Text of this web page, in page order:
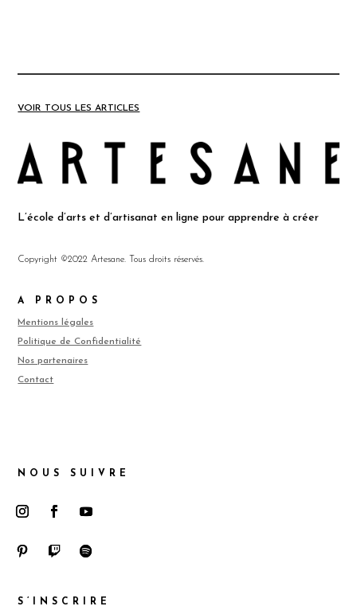
VOIR TOUS LES ARTICLES
L’école d’arts et d’artisanat en ligne pour apprendre à créer
Copyright ©2022 Artesane. Tous droits réservés.
A PROPOS
Mentions légales
Politique de Confidentialité
Nos partenaires
Contact
NOUS SUIVRE
S’INSCRIRE